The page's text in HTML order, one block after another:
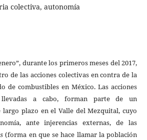
colectiva, autonomía
durante los primeros meses del 2017,
de las acciones colectivas en contra de la
de combustibles en México. Las acciones
llevadas a cabo, forman parte de un
plazo en el Valle del Mezquital, cuyo
ante injerencias externas, de las
(forma en que se hace llamar la población